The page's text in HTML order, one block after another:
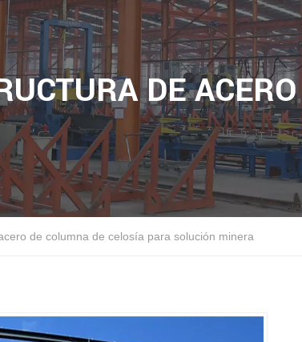
DE ACERO
de columna de celosía para solución minera